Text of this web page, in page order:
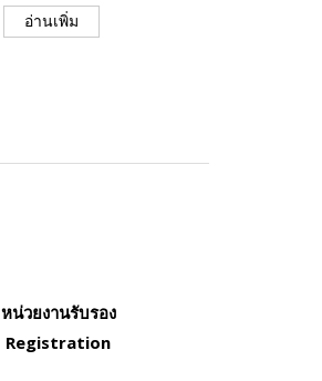
อ่านเพิ่ม
หน่วยงานรับรอง
Registration